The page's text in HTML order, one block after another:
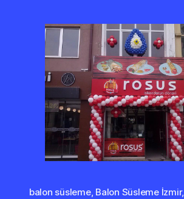
balon süsleme, Balon Süsleme İzmir,